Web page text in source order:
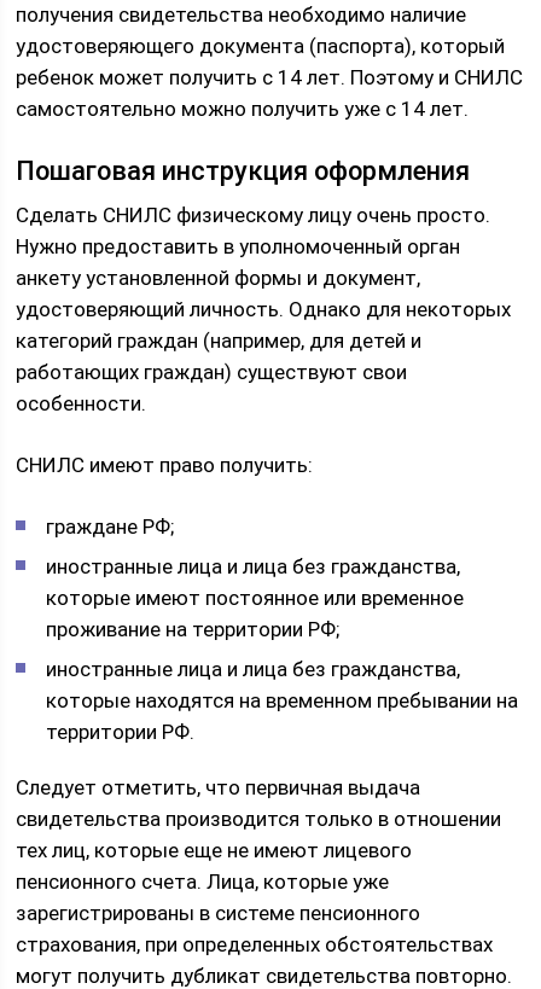
получения свидетельства необходимо наличие
удостоверяющего документа (паспорта), который
ребенок может получить с 14 лет. Поэтому и СНИЛС
самостоятельно можно получить уже с 14 лет.
Пошаговая инструкция оформления
Сделать СНИЛС физическому лицу очень просто.
Нужно предоставить в уполномоченный орган
анкету установленной формы и документ,
удостоверяющий личность. Однако для некоторых
категорий граждан (например, для детей и
работающих граждан) существуют свои
особенности.
СНИЛС имеют право получить:
граждане РФ;
иностранные лица и лица без гражданства,
которые имеют постоянное или временное
проживание на территории РФ;
иностранные лица и лица без гражданства,
которые находятся на временном пребывании на
территории РФ.
Следует отметить, что первичная выдача
свидетельства производится только в отношении
тех лиц, которые еще не имеют лицевого
пенсионного счета. Лица, которые уже
зарегистрированы в системе пенсионного
страхования, при определенных обстоятельствах
могут получить дубликат свидетельства повторно.